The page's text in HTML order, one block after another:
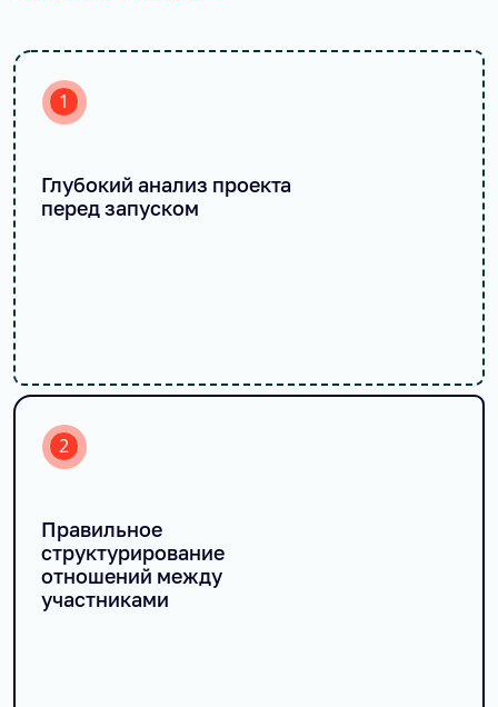
1
Глубокий анализ проекта
перед запуском
2
Правильное
структурирование
отношений между
участниками